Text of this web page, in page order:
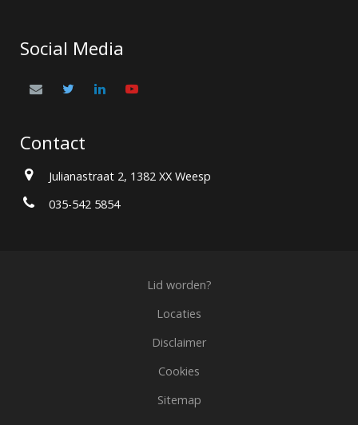
Social Media
Contact
Julianastraat 2, 1382 XX Weesp
035-542 5854
Lid worden?
Locaties
Disclaimer
Cookies
Sitemap